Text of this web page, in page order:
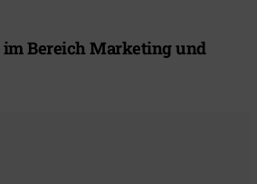
Bereich Marketing und